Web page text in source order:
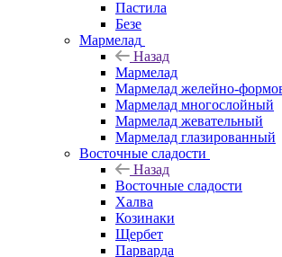
Пастила
Безе
Мармелад
Назад
Мармелад
Мармелад желейно-
Мармелад многослойный
Мармелад жевательный
Мармелад глазированный
Восточные сладости
Назад
Восточные сладости
Халва
Козинаки
Щербет
Парварда